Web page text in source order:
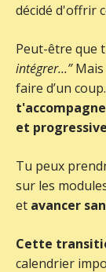
décidé d'offrir
Peut-être que
intégrer...”
faire d’un
et
Tu peux
sur les
et avancer
Cette
calendrier